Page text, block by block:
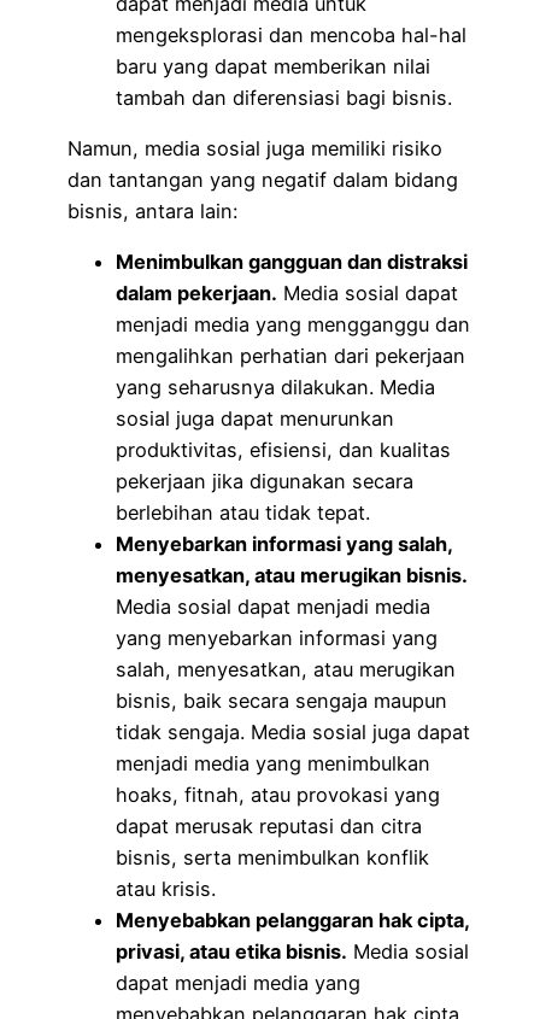
mengeksplorasi dan mencoba hal-hal
baru yang dapat memberikan nilai
tambah dan diferensiasi bagi bisnis.
Namun, media sosial juga memiliki risiko
dan tantangan yang negatif dalam bidang
bisnis, antara lain:
Menimbulkan gangguan dan distraksi
dalam pekerjaan. Media sosial dapat
menjadi media yang mengganggu dan
mengalihkan perhatian dari pekerjaan
yang seharusnya dilakukan. Media
sosial juga dapat menurunkan
produktivitas, efisiensi, dan kualitas
pekerjaan jika digunakan secara
berlebihan atau tidak tepat.
Menyebarkan informasi yang salah,
menyesatkan, atau merugikan bisnis.
Media sosial dapat menjadi media
yang menyebarkan informasi yang
salah, menyesatkan, atau merugikan
bisnis, baik secara sengaja maupun
tidak sengaja. Media sosial juga dapat
menjadi media yang menimbulkan
hoaks, fitnah, atau provokasi yang
dapat merusak reputasi dan citra
bisnis, serta menimbulkan konflik
atau krisis.
Menyebabkan pelanggaran hak cipta,
privasi, atau etika bisnis. Media sosial
dapat menjadi media yang